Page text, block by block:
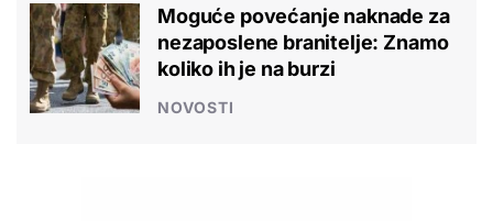
Moguće povećanje naknade za
nezaposlene branitelje: Znamo
koliko ih je na burzi
NOVOSTI